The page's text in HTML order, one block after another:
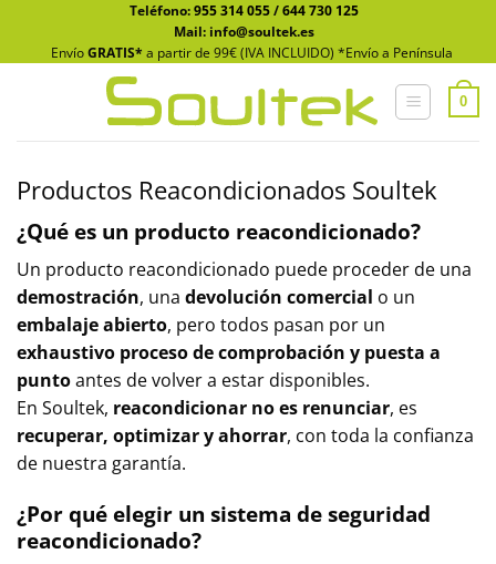
contenido
Teléfono:955 314 055/644 730 125
Mail: info@soultek.es
EnvíoGRATIS* a partir de 99€ (IVA INCLUIDO) *Envío a Península
0
Productos Reacondicionados Soultek
¿Qué es un producto reacondicionado?
Un producto reacondicionado puede proceder de una
demostración, una devolución comercial o un
embalaje abierto, pero todos pasan por un
exhaustivo proceso de comprobación y puesta a
puntoantes de volver a estar disponibles.
En Soultek, reacondicionar no es renunciar, es
recuperar, optimizar y ahorrar, con toda la confianza
de nuestra garantía.
¿Por qué elegir un sistema de seguridad
reacondicionado?